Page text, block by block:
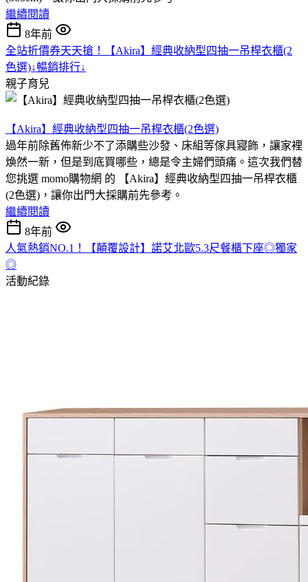
繼續閱讀
8年前
全站折價券天天搶！【Akira】經典收納型四抽一吊桿衣櫃(2
色選)↓暢銷排行↓
親子育兒
【Akira】經典收納型四抽一吊桿衣櫃(2色選)
過年前除舊佈新少不了添購些沙發、床組等傢具寢飾，讓家裡
煥然一新，但是到底買哪些，總是令主婦們頭痛。這次我們替
您挑選 momo購物網 的 【Akira】經典收納型四抽一吊桿衣櫃
(2色選)，讓你出門大採購前先參考。
繼續閱讀
8年前
人氣熱銷NO.1！【顛覆設計】諾艾北歐5.3尺餐櫃下座◎獨家
◎
活動紀錄